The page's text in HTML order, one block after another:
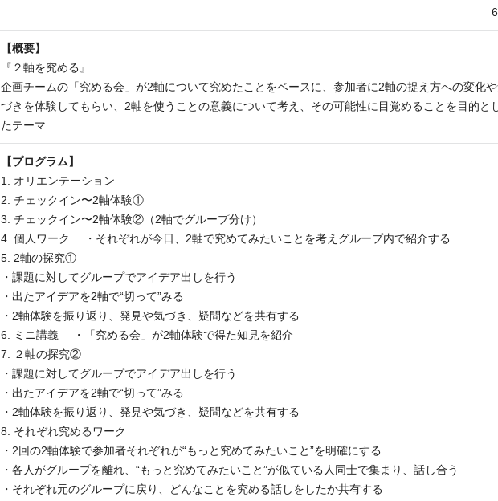
【概要】
『２軸を究める』
企画チームの「究める会」が2軸について究めたことをベースに、参加者に2軸の捉え方への変化
づきを体験してもらい、2軸を使うことの意義について考え、その可能性に目覚めることを目的と
たテーマ
【プログラム】
1. オリエンテーション
2. チェックイン〜2軸体験①
3. チェックイン〜2軸体験②（2軸でグループ分け）
4. 個人ワーク ・それぞれが今日、2軸で究めてみたいことを考えグループ内で紹介する
5. 2軸の探究①
・課題に対してグループでアイデア出しを行う
・出たアイデアを2軸で“切って”みる
・2軸体験を振り返り、発見や気づき、疑問などを共有する
6. ミニ講義 ・「究める会」が2軸体験で得た知見を紹介
7. ２軸の探究②
・課題に対してグループでアイデア出しを行う
・出たアイデアを2軸で“切って”みる
・2軸体験を振り返り、発見や気づき、疑問などを共有する
8. それぞれ究めるワーク
・2回の2軸体験で参加者それぞれが“もっと究めてみたいこと”を明確にする
・各人がグループを離れ、“もっと究めてみたいこと”が似ている人同士で集まり、話し合う
・それぞれ元のグループに戻り、どんなことを究める話しをしたか共有する